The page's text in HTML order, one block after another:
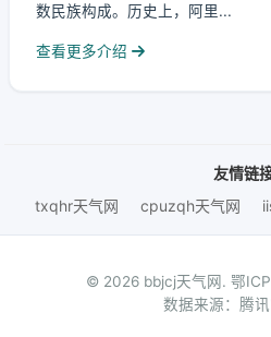
数民族构成。历史上，阿里...
查看更多介绍
友情链
txqhr天气网
cpuzqh天气网
© 2026 bbjcj天气网. 鄂
数据来源：腾